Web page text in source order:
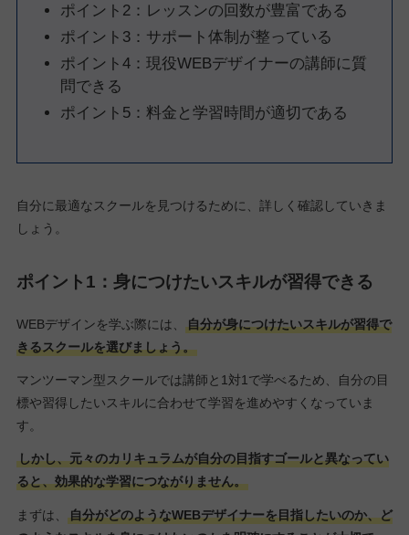
ポイント2：レッスンの回数が豊富である
ポイント3：サポート体制が整っている
ポイント4：現役WEBデザイナーの講師に質
問できる
ポイント5：料金と学習時間が適切である
自分に最適なスクールを見つけるために、詳しく確認していきま
しょう。
ポイント1：身につけたいスキルが習得できる
WEBデザインを学ぶ際には、
自分が身につけたいスキルが習得で
きるスクールを選びましょう。
マンツーマン型スクールでは講師と1対1で学べるため、自分の目
標や習得したいスキルに合わせて学習を進めやすくなっていま
す。
しかし、元々のカリキュラムが自分の目指すゴールと異なってい
ると、効果的な学習につながりません。
まずは、
自分がどのようなWEBデザイナーを目指したいのか、ど